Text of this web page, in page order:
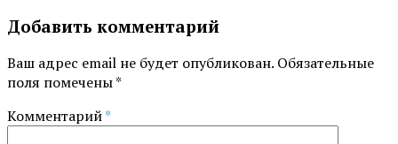
Добавить комментарий
Ваш адрес email не будет опубликован. Обязательные
поля помечены*
Комментарий*